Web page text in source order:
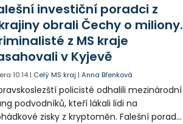
investiční poradci z
obrali Čechy o miliony.
z MS kraje
v Kyjevě
10:14 | Celý MS kraj |Anna Břenková
policisté odhalili mezinárodní
podvodníků, kteří lákali lidi na
zisky z kryptoměn. Falešní poradci